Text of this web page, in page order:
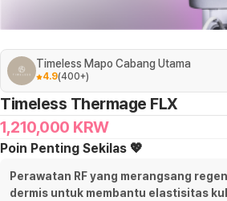
Timeless Mapo Cabang Utama
4.9(400+)
Timeless Thermage FLX
1,210,000 KRW
Poin Penting Sekilas 💖
Perawatan RF yang merangsang
dermis untuk membantu elastisitas